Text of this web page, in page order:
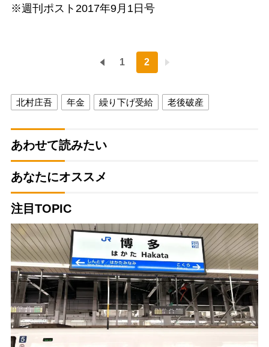
※週刊ポスト2017年9月1日号
1 2
北村庄吾 年金 繰り下げ受給 老後破産
あわせて読みたい
あなたにオススメ
注目TOPIC